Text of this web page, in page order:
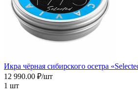
Икра чёрная сибирского осетра
12 990.00 ₽/шт
1 шт